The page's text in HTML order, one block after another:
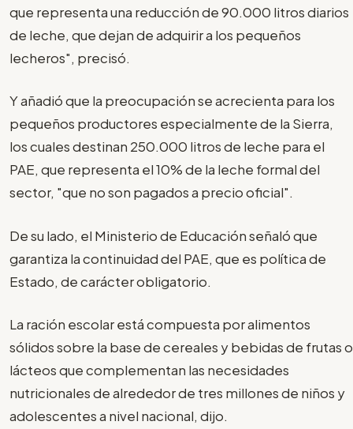
que representa una reducción de 90.000 litros diarios
de leche, que dejan de adquirir a los pequeños
lecheros", precisó.
Y añadió que la preocupación se acrecienta para los
pequeños productores especialmente de la Sierra,
los cuales destinan 250.000 litros de leche para el
PAE, que representa el 10% de la leche formal del
sector, "que no son pagados a precio oficial".
De su lado, el Ministerio de Educación señaló que
garantiza la continuidad del PAE, que es política de
Estado, de carácter obligatorio.
La ración escolar está compuesta por alimentos
sólidos sobre la base de cereales y bebidas de frutas o
lácteos que complementan las necesidades
nutricionales de alrededor de tres millones de niños y
adolescentes a nivel nacional, dijo.